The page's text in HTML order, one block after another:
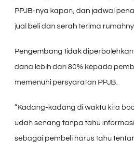
PPJB-nya kapan, dan jadwal
jual beli dan serah terima
Pengembang tidak
dana lebih dari 80% kepada
memenuhi persyaratan PPJB.
“Kadang-kadang di waktu kita
udah senang tanpa tahu
sebagai pembeli harus tahu